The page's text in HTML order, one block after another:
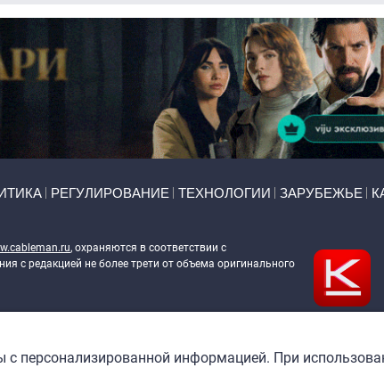
РЕГУЛИРОВАНИЕ ТЕХНОЛОГИИ ЗАРУБЕЖЬЕ
, охраняются в соответствии с
с редакцией не более трети от объема оригинального
персонализированной информацией. При